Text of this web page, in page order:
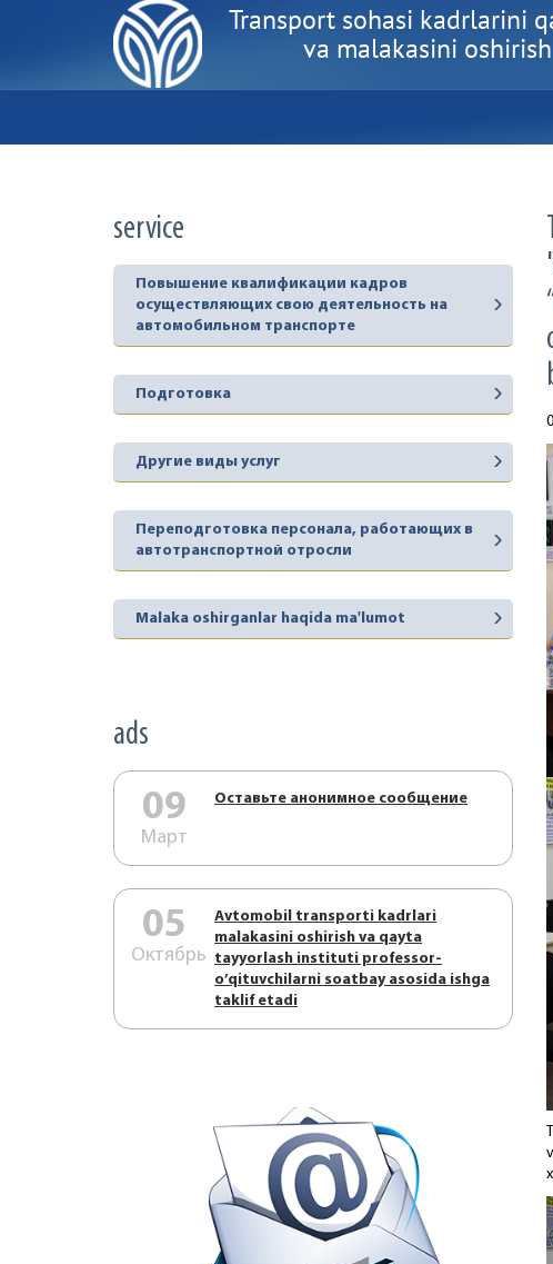
Transport sohasi kadrlarini
va malakasini
service
Повышение квалификации кадров
осуществляющих свою деятельность на
автомобильном транспорте
Подготовка
Другие виды услуг
Переподготовка персонала, работающих в
автотранспортной отросли
Malaka oshirganlar haqida ma'lumot
ads
09
Март
Оставьте анонимное сообщение
05
Октябрь
Аvtоmоbil trаnspоrti kаdrlаri
mаlаkаsini оshirish vа qаytа
tаyyorlаsh instituti prоfеssоr-
o’qituvchilаrni sоаtbаy аsоsidа ishgа
tаklif etаdi